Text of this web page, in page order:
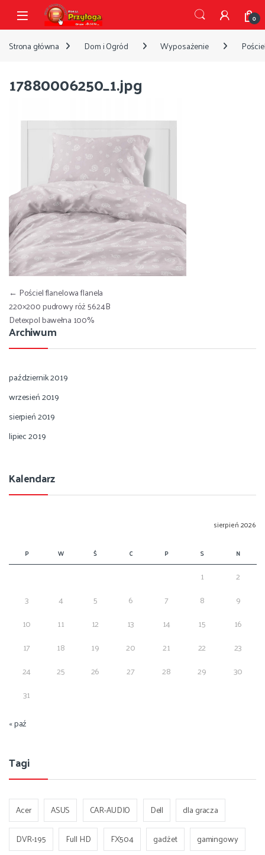
Przejdź do nawigacji
Przejdź do treści
Open 0
Strona główna Dom i Ogród Wyposażenie
17880006250_1.jpg
Nawigacja wpisu
← Pościel flanelowa flanela
220×200 pudrowy róż 5624B
Detexpol bawełna 100%
Archiwum
październik 2019
wrzesień 2019
sierpień 2019
lipiec 2019
Kalendarz
sierpień 2026
P W Ś C P S N
1
2
3
4 5 6 7 8
9
10
11 12 13 14 15
16
17
18 19 20 21 22
23
24
25 26 27 28 29
30
31
« paź
Tagi
Acer ASUS CAR-AUDIO Dell
dla gracza
DVR-195
Full HD FX504 gadżet
gamingowy